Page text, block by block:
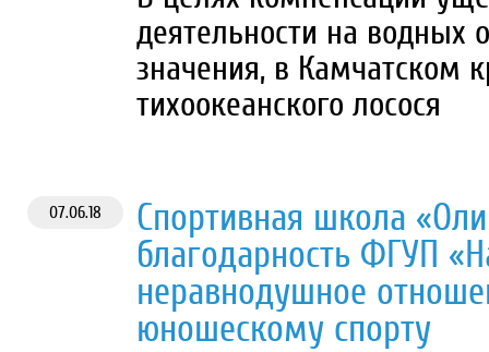
деятельности на водных
значения, в Камчатском
тихоокеанского лосося
07.06.18
Спортивная школа
благодарность ФГУП
неравнодушное
юношескому спорту